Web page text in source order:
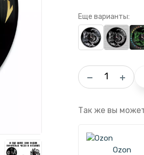
Еще варианты:
Так же вы
Ozon